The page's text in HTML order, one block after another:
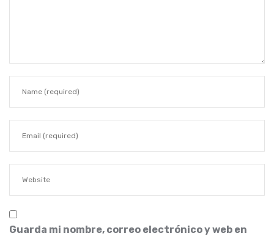
Guarda mi nombre, correo electrónico y web en